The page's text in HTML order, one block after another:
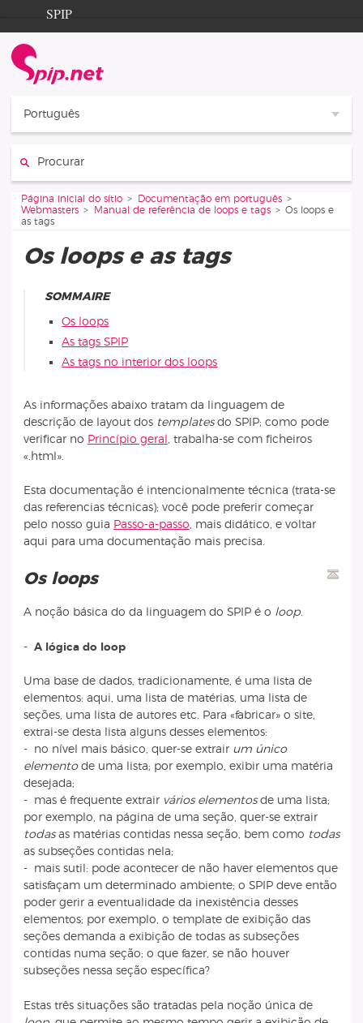
Aller au contenu
Aller à la navigation
SPIP
Documentation
Contribution
Português
Vous êtes ici :
Página inicial do sítio
Documentação em português
Webmasters
Manual de referência de loops e tags
Os loops e
as tags
Os loops e as tags
SOMMAIRE
Os loops
As tags SPIP
As tags no interior dos loops
As informações abaixo tratam da linguagem de
descrição de layout dos templatesdo SPIP; como pode
verificar no Princípio geral , trabalha-se com ficheiros
«.html».
Esta documentação é intencionalmente técnica (trata-se
das referencias técnicas); você pode preferir começar
pelo nosso guia Passo-a-passo, mais didático, e voltar
aqui para uma documentação mais precisa.
Os loops
A noção básica do da linguagem do SPIP é o loop.
- A lógica do loop
Uma base de dados, tradicionamente, é uma lista de
elementos: aqui, uma lista de matérias, uma lista de
seções, uma lista de autores etc. Para «fabricar» o site,
extrai-se desta lista alguns desses elementos:
- no nível mais básico, quer-se extrair um único
elementode uma lista; por exemplo, exibir uma matéria
desejada;
- mas é frequente extrair vários elementosde uma lista;
por exemplo, na página de uma seção, quer-se extrair
todasas matérias contidas nessa seção, bem como todas
as subseções contidas nela;
- mais sutil: pode acontecer de não haver elementos que
satisfaçam um determinado ambiente; o SPIP deve então
poder gerir a eventualidade da inexistência desses
elementos; por exemplo, o template de exibição das
seções demanda a exibição de todas as subseções
contidas numa seção; o que fazer, se não houver
subseções nessa seção específica?
Estas três situações são tratadas pela noção única de